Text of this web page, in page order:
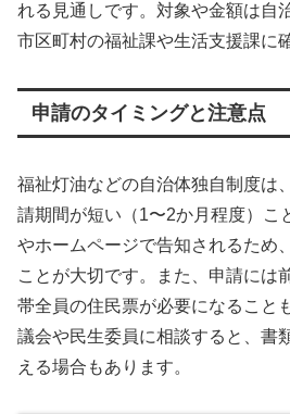
れる見通しです。対象や金額は自
市区町村の福祉課や生活支援課に
申請のタイミングと注意点
福祉灯油などの自治体独自制度は
請期間が短い（1〜2か月程度）こ
やホームページで告知されるため
ことが大切です。また、申請には
帯全員の住民票が必要になること
議会や民生委員に相談すると、書
える場合もあります。